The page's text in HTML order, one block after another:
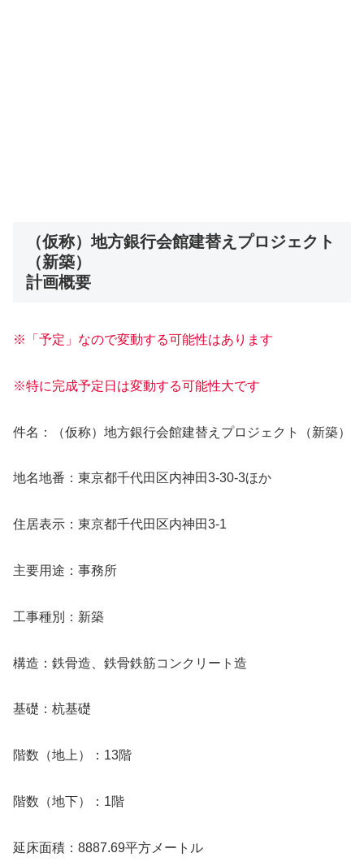
（仮称）地方銀行会館建替えプロジェクト
（新築）
計画概要
※「予定」なので変動する可能性はあります
※特に完成予定日は変動する可能性大です
件名：（仮称）地方銀行会館建替えプロジェクト（新築）
地名地番：東京都千代田区内神田3-30-3ほか
住居表示：東京都千代田区内神田3-1
主要用途：事務所
工事種別：新築
構造：鉄骨造、鉄骨鉄筋コンクリート造
基礎：杭基礎
階数（地上）：13階
階数（地下）：1階
延床面積：8887.69平方メートル